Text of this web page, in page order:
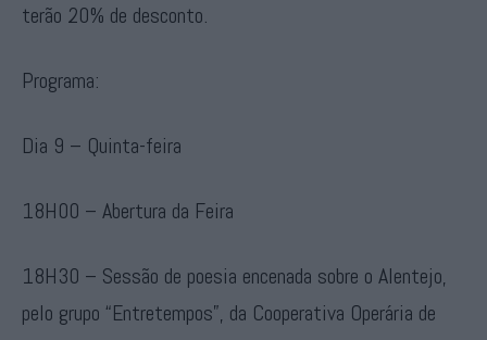
terão 20% de desconto.
Programa:
Dia 9 – Quinta-feira
18H00 – Abertura da Feira
18H30 – Sessão de poesia encenada sobre o Alentejo,
pelo grupo “Entretempos”, da Cooperativa Operária de